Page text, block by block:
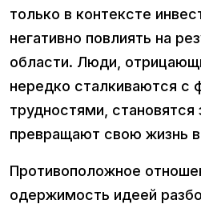
только в контексте
негативно повлиять на
области. Люди,
нередко сталкиваются с
трудностями, становятся
превращают свою жизнь
Противоположное
одержимость идеей